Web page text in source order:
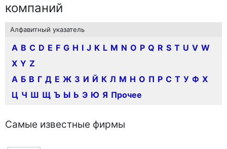
компаний
Алфавитный указатель
A B C D E F G H I J K L M N O P Q R S T U V W
X Y Z
А Б В Г Д Е Ж З И Й К Л М Н О П Р С Т У Ф Х
Ц Ч Ш Щ Ъ Ы Ь Э Ю Я Прочее
Самые известные фирмы